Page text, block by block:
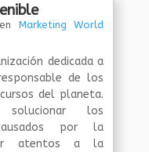
Marketing World
dedicada a
de los
del planeta.
los
por la
atentos a la